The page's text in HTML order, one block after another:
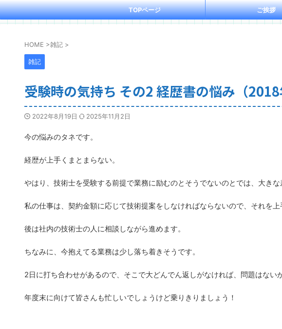
TOPページ ご挨拶
HOME >雑記 >
雑記
受験時の気持ち その2 経歴書の悩み（2018
2022年8月19日 2025年11月2日
今の悩みのタネです。
経歴が上手くまとまらない。
やはり、技術士を受験する前提で業務に励むのとそうでないのとでは、大きな
私の仕事は、契約金額に応じて技術提案をしなければならないので、それを上
後は社内の技術士の人に相談しながら進めます。
ちなみに、今抱えてる業務は少し落ち着きそうです。
2日に打ち合わせがあるので、そこで大どんでん返しがなければ、問題はないか
年度末に向けて皆さんも忙しいでしょうけど乗りきりましょう！